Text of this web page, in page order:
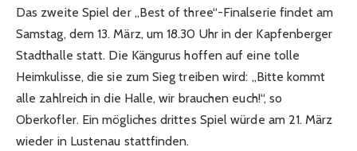
Das zweite Spiel der „Best of three“-Finalserie findet am
Samstag, dem 13. März, um 18.30 Uhr in der Kapfenberger
Stadthalle statt. Die Kängurus hoffen auf eine tolle
Heimkulisse, die sie zum Sieg treiben wird: „Bitte kommt
alle zahlreich in die Halle, wir brauchen euch!“, so
Oberkofler. Ein mögliches drittes Spiel würde am 21. März
wieder in Lustenau stattfinden.